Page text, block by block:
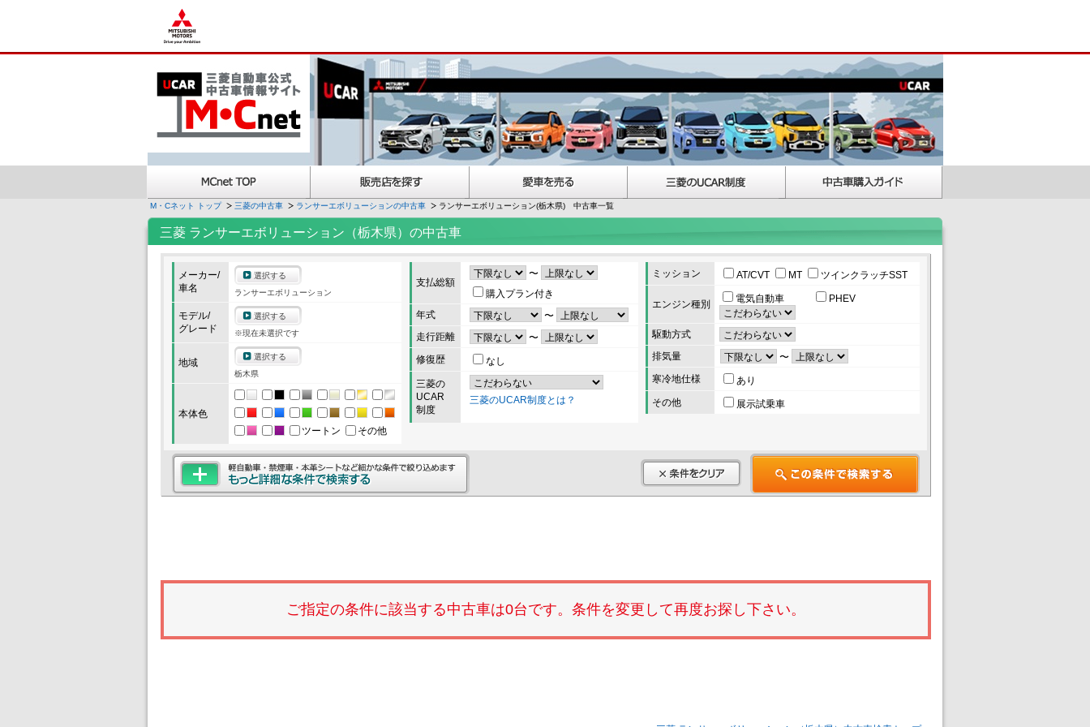
M・Cネット トップ 三菱の中古車 ランサーエボリューションの中古車 ランサーエボリューション(栃木県) 中古車一覧
三菱 ランサーエボリューション（栃木県）の中古車
メーカー/
車名
選択する
ランサーエボリューション
モデル/
グレード
選択する
※現在未選択です
地域
選択する
栃木県
本体色
ツートン
その他
支払総額
〜
購入プラン付き
年式
〜
走行距離
〜
修復歴
なし
三菱の
UCAR
制度
三菱のUCAR制度とは？
ミッション AT/CVT MT ツインクラッチSST
エンジン種別 電気自動車 PHEV
駆動方式
排気量
〜
寒冷地仕様
あり
その他
展示試乗車
ご指定の条件に該当する中古車は0台です。条件を変更して再度お探し下さい。